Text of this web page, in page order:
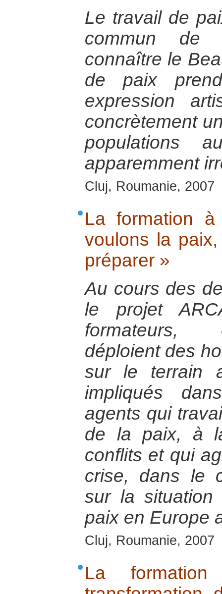
Le travail de
commun de
connaître le
de paix prend
expression
concrètement
populations
apparemment
Cluj, Roumanie, 2007
La formation
voulons la
préparer »
Au cours des
le projet
formateurs,
déploient des
sur le terrain
impliqués
agents qui
de la paix, à
conflits et qui
crise, dans le
sur la
paix en Europe
Cluj, Roumanie, 2007
La